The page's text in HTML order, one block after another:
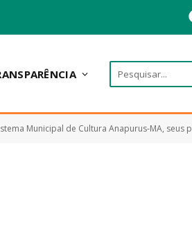
gestão, interrelações entre os seus componentes, recursos humanos, financiamento e dá outras providências)